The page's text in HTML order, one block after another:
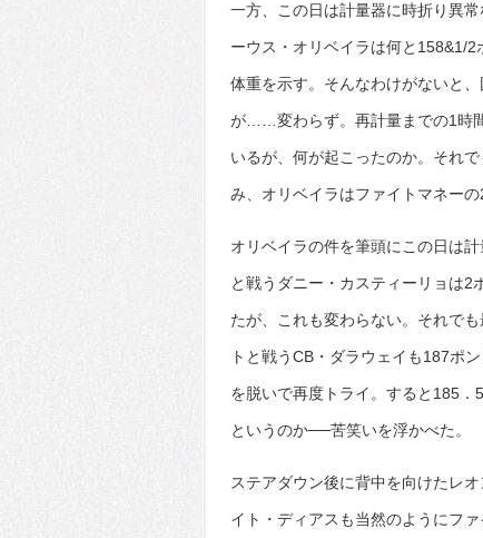
一方、この日は計量器に時折り異
ーウス・オリベイラは何と158&1/
体重を示す。そんなわけがないと
が……変わらず。再計量までの1時
いるが、何が起こったのか。それ
み、オリベイラはファイトマネー
オリベイラの件を筆頭にこの日は
と戦うダニー・カスティーリョは2
たが、これも変わらない。それで
トと戦うCB・ダラウェイも187ポ
を脱いで再度トライ。すると185
というのか──苦笑いを浮かべた。
ステアダウン後に背中を向けたレ
イト・ディアスも当然のようにフ